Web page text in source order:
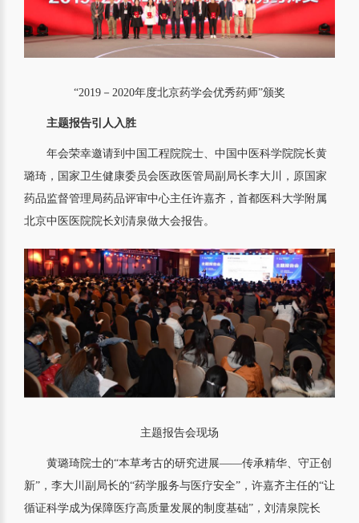
“2019－2020年度北京药学会优秀药师”颁奖
主题报告引人入胜
年会荣幸邀请到中国工程院院士、中国中医科学院院长黄
璐琦，国家卫生健康委员会医政医管局副局长李大川，原国家
药品监督管理局药品评审中心主任许嘉齐，首都医科大学附属
北京中医医院院长刘清泉做大会报告。
主题报告会现场
黄璐琦院士的“本草考古的研究进展——传承精华、守正创
新”，李大川副局长的“药学服务与医疗安全”，许嘉齐主任的“让
循证科学成为保障医疗高质量发展的制度基础”，刘清泉院长